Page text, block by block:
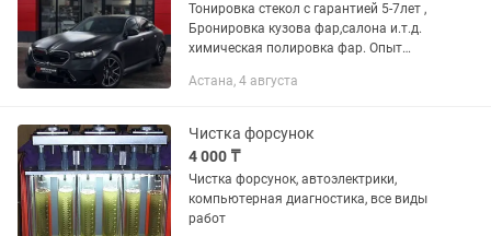
Тонировка стекол с гарантией 5-7лет ,
Бронировка кузова фар,салона и.т.д.
химическая полировка фар. Опыт
Астана, 4 августа
Чистка форсунок
4 000 ₸
Чистка форсунок, автоэлектрики,
компьютерная диагностика, все виды
работ